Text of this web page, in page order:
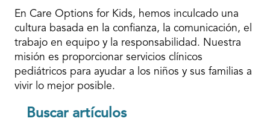
En Care Options for Kids, hemos inculcado una
cultura basada en la confianza, la comunicación, el
trabajo en equipo y la responsabilidad. Nuestra
misión es proporcionar servicios clínicos
pediátricos para ayudar a los niños y sus familias a
vivir lo mejor posible.
Buscar artículos